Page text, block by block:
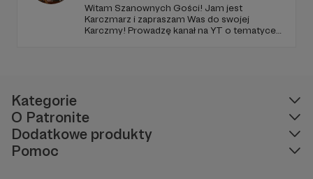
Witam Szanownych Gości! Jam jest
Karczmarz i zapraszam Was do swojej
Karczmy! Prowadzę kanał na YT o tematyce
Kategorie
O Patronite
Dodatkowe produkty
Pomoc